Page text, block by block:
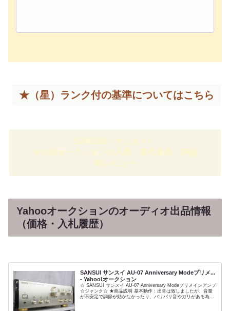
★（星）ランク付の基準についてはこちら
SANSUI（サンスイ）
その他オークションの人気・落札価格・評論
家レビュー
Yahooオークションのオーディオ出品情報
（価格・入札履歴）
SANSUI サンスイ AU-07 Anniversary Modeプリメ...
- Yahoo!オークション
☆ SANSUI サンスイ AU-07 Anniversary Modeプリメインアンプ
☆ジャンク☆ ★商品説明 基本動作：出音は致しましたが、音量
が不安定で調節が効かなかったり、バリバリ音やガリがある為ジ